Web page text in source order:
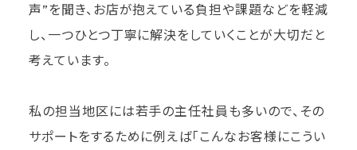
声”を聞き、お店が抱えている負担や課題などを軽減
し、一つひとつ丁寧に解決をしていくことが大切だと
考えています。
私の担当地区には若手の主任社員も多いので、その
サポートをするために例えば「こんなお客様にこうい